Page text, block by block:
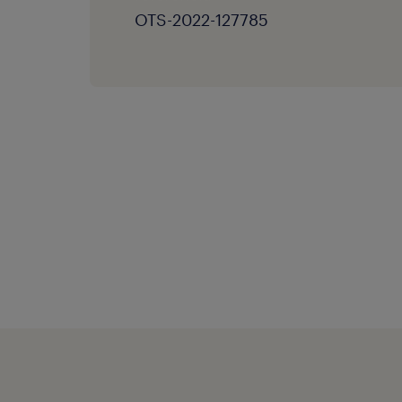
OTS-2022-127785